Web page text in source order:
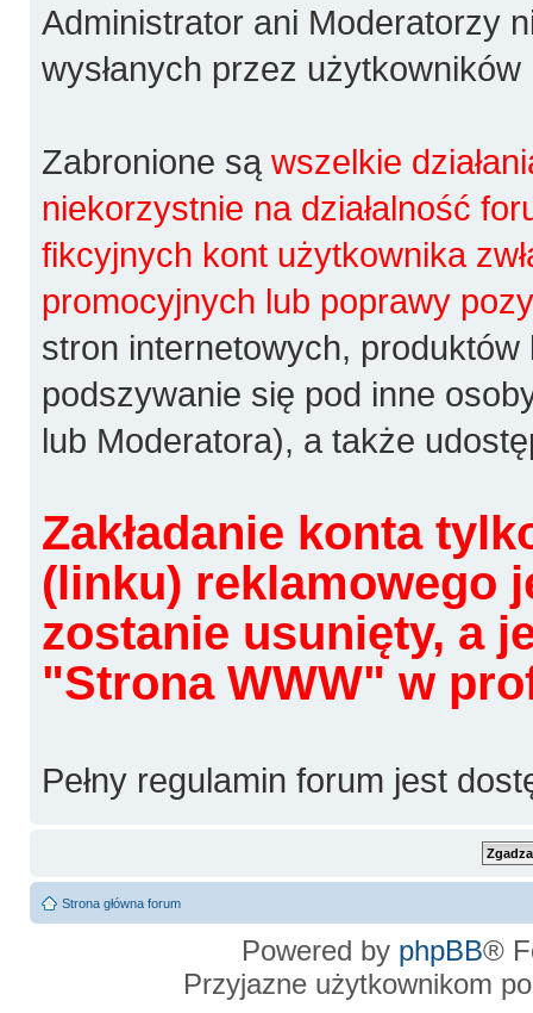
Administrator ani Moderatorzy
wysłanych przez użytkowników
Zabronione są wszelkie
niekorzystnie na działalność
fikcyjnych kont użytkownika
promocyjnych lub poprawy
stron internetowych, produktów
podszywanie się pod inne
lub Moderatora), a także
Zakładanie konta
(linku) reklamowego
zostanie usunięty, a
"Strona WWW" w
Pełny regulamin forum jest
Strona główna forum
Powered by phpBB®
Przyjazne użytkownikom